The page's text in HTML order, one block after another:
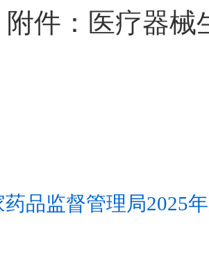
：医疗器械
药品监督管理局2025